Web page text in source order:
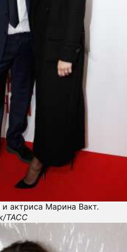
актриса Марина Вакт.
ТАСС